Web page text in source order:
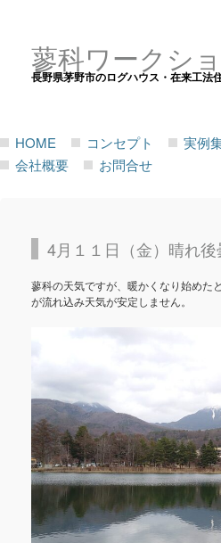
蓼科ワークシ
長野県茅野市のログハウス・在来工法
HOME コンセプト 実例
会社概要
お問合せ
4月１１日（金）晴れ
蓼科の天気ですが、暖かくなり始めた
が流れ込み天気が安定しません。